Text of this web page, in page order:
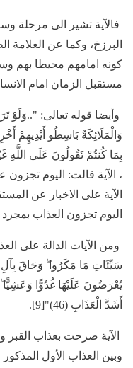
فالآية تشير الى مرحلة
البرزخ، وكما عن العلامة
كونه امامهم محيطا بهم
مستقبل الزمان امام
وأيضا قوله تعالى: "..وَلَوْ
وَالْمَلَائِكَةُ بَاسِطُو أَيْدِيهِمْ
، الآية قالت: اليوم
الآية على الاخبار عن
اليوم تجزون العذاب
ومن الآيات الدالة على
يُعْرَضُونَ عَلَيْهَا غُدُوًّا
أَشَدَّ الْعَذَابِ (46)"[9].
الآية صرحت بعذاب القبر
وبين العذاب الأول